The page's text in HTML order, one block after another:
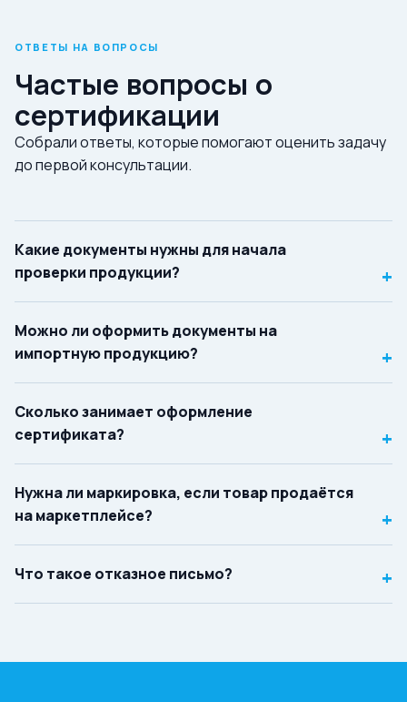
ОТВЕТЫ НА ВОПРОСЫ
Частые вопросы о
сертификации
Собрали ответы, которые помогают оценить задачу
до первой консультации.
Какие документы нужны для начала
проверки продукции?
+
Можно ли оформить документы на
импортную продукцию?
+
Сколько занимает оформление
сертификата?
+
Нужна ли маркировка, если товар продаётся
на маркетплейсе?
+
Что такое отказное письмо? +